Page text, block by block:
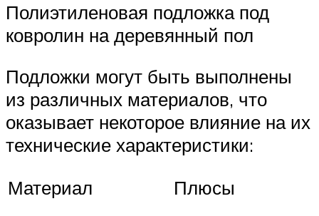
Полиэтиленовая подложка под
ковролин на деревянный пол
Подложки могут быть выполнены
из различных материалов, что
оказывает некоторое влияние на их
технические характеристики:
Материал
Плюсы